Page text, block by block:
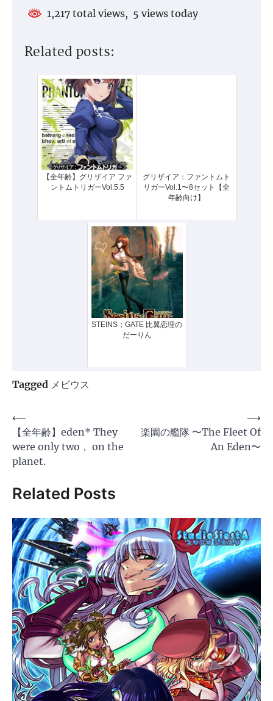
1,217 total views, 5 views today
Related posts:
【全年齢】グリザイア ファ
ントムトリガーVol.5.5
グリザイア：ファントムト
リガーVol.1〜8セット【全
年齢向け】
STEINS；GATE 比翼恋理の
だーりん
Tagged メビウス
投
稿
ナ
ゲ
ー
シ
ョ
ン
⟵
【全年齢】eden* They
were only two， on the
planet.
楽園の艦隊 〜The Fleet Of
An Eden〜
⟶
Related Posts